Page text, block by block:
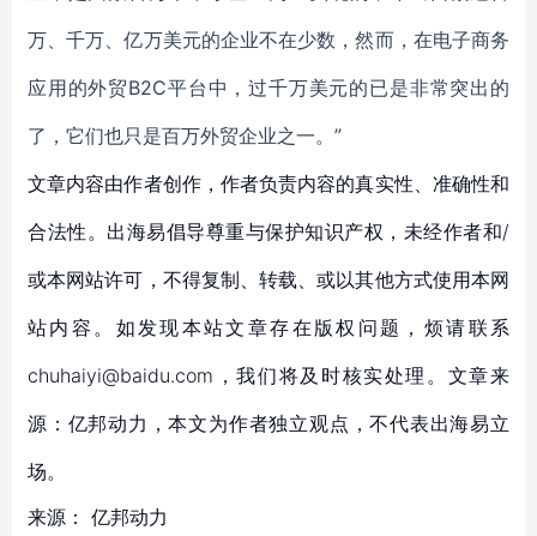
万、千万、亿万美元的企业不在少数，然而，在电子商务
应用的外贸B2C平台中，过千万美元的已是非常突出的
了，它们也只是百万外贸企业之一。”
文章内容由作者创作，作者负责内容的真实性、准确性和
合法性。出海易倡导尊重与保护知识产权，未经作者和/
或本网站许可，不得复制、转载、或以其他方式使用本网
站内容。如发现本站文章存在版权问题，烦请联系
chuhaiyi@baidu.com，我们将及时核实处理。文章来
源：亿邦动力，本文为作者独立观点，不代表出海易立
场。
来源： 亿邦动力